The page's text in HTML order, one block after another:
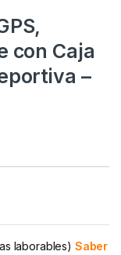
con Caja
–
laborables) Saber